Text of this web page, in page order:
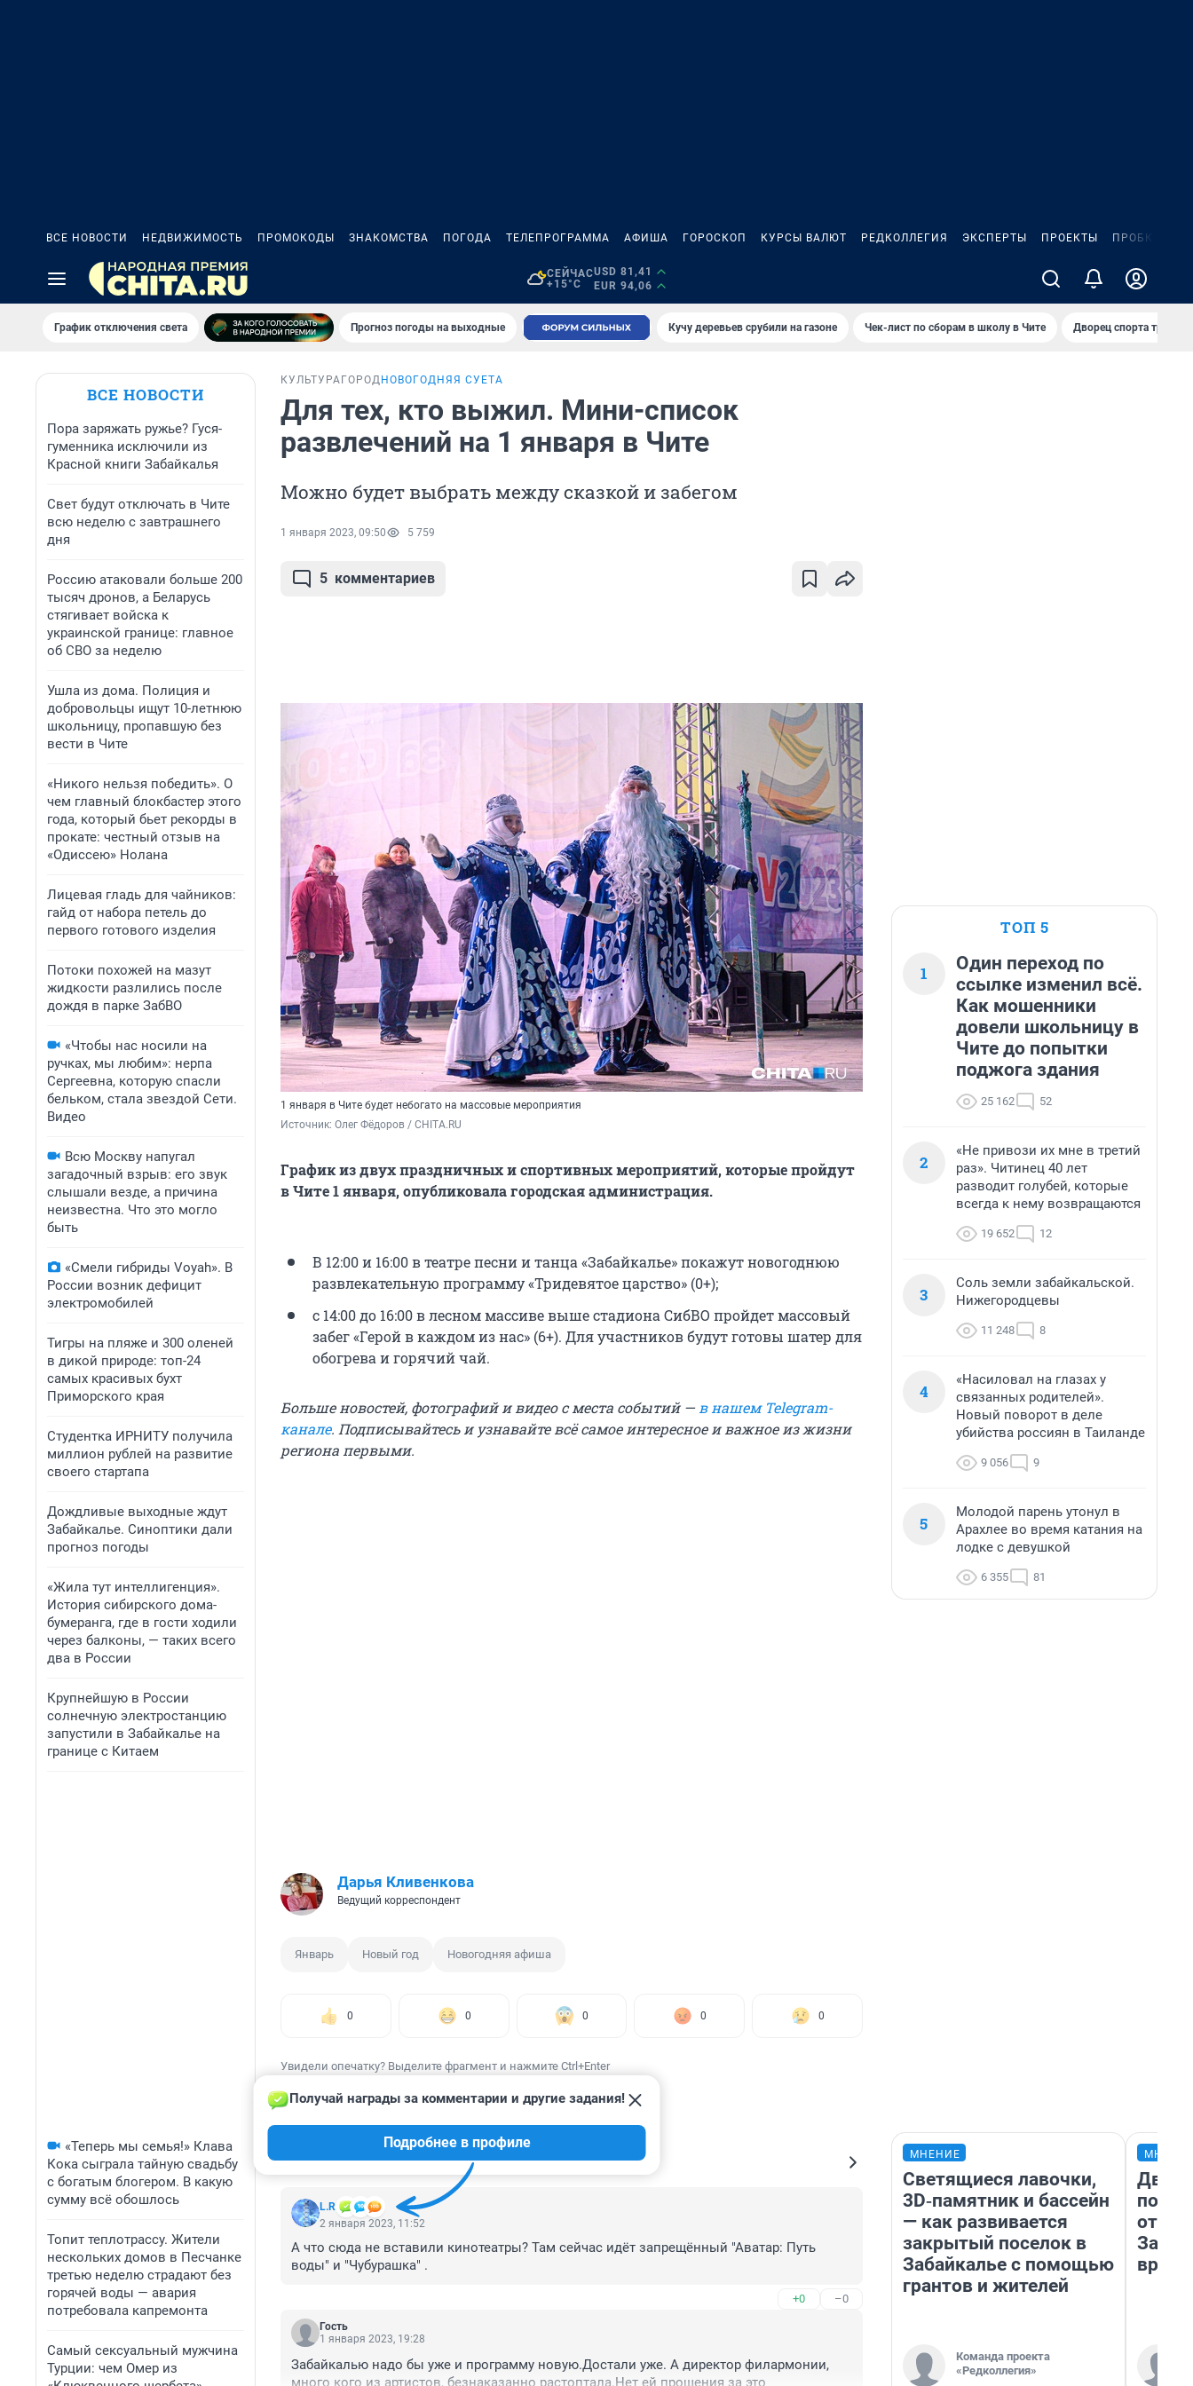
ВСЕ НОВОСТИ НЕДВИЖИМОСТЬ ПРОМОКОДЫ ЗНАКОМСТВА ПОГОДА ТЕЛЕПРОГРАММА АФИША ГОРОСКОП КУРСЫ ВАЛЮТ РЕДКОЛЛЕГИЯ ЭКСПЕРТЫ ПРОЕКТЫ ПРОБКИ
СЕЙЧАС
+15°C
USD 81,41
EUR 94,06
График отключения света Прогноз погоды на выходные Кучу деревьев срубили на газоне Чек-лист по сборам в школу в Чите Дворец спорта
ВСЕ НОВОСТИ
Пора заряжать ружье? Гуся-
гуменника исключили из
Красной книги Забайкалья
Свет будут отключать в Чите
всю неделю с завтрашнего
дня
Россию атаковали больше 200
тысяч дронов, а Беларусь
стягивает войска к
украинской границе: главное
об СВО за неделю
Ушла из дома. Полиция и
добровольцы ищут 10-летнюю
школьницу, пропавшую без
вести в Чите
«Никого нельзя победить». О
чем главный блокбастер этого
года, который бьет рекорды в
прокате: честный отзыв на
«Одиссею» Нолана
Лицевая гладь для чайников:
гайд от набора петель до
первого готового изделия
Потоки похожей на мазут
жидкости разлились после
дождя в парке ЗабВО
«Чтобы нас носили на
ручках, мы любим»: нерпа
Сергеевна, которую спасли
бельком, стала звездой Сети.
Видео
Всю Москву напугал
загадочный взрыв: его звук
слышали везде, а причина
неизвестна. Что это могло
быть
«Смели гибриды Voyah». В
России возник дефицит
электромобилей
Тигры на пляже и 300 оленей
в дикой природе: топ-24
самых красивых бухт
Приморского края
Студентка ИРНИТУ получила
миллион рублей на развитие
своего стартапа
Дождливые выходные ждут
Забайкалье. Синоптики дали
прогноз погоды
«Жила тут интеллигенция».
История сибирского дома-
бумеранга, где в гости ходили
через балконы, — таких всего
два в России
Крупнейшую в России
солнечную электростанцию
запустили в Забайкалье на
границе с Китаем
«Теперь мы семья!» Клава
Кока сыграла тайную свадьбу
с богатым блогером. В какую
сумму всё обошлось
Топит теплотрассу. Жители
нескольких домов в Песчанке
третью неделю страдают без
горячей воды — авария
потребовала капремонта
Самый сексуальный мужчина
Турции: чем Омер из
КУЛЬТУРА ГОРОД НОВОГОДНЯЯ СУЕТА
Для тех, кто выжил. Мини-список
развлечений на 1 января в Чите
Можно будет выбрать между сказкой и забегом
1 января 2023, 09:50 5 759
5 комментариев
1 января в Чите будет небогато на массовые мероприятия
Источник: Олег Фёдоров / CHITA.RU
График из двух праздничных и спортивных мероприятий, которые пройдут
в Чите 1 января, опубликовала городская администрация.
В 12:00 и 16:00 в театре песни и танца «Забайкалье» покажут новогоднюю
развлекательную программу «Тридевятое царство» (0+);
с 14:00 до 16:00 в лесном массиве выше стадиона СибВО пройдет массовый
забег «Герой в каждом из нас» (6+). Для участников будут готовы шатер для
обогрева и горячий чай.
Больше новостей, фотографий и видео с места событий — в нашем Telegram-
канале. Подписывайтесь и узнавайте всё самое интересное и важное из жизни
региона первыми.
Дарья Кливенкова
Ведущий корреспондент
Январь Новый год Новогодняя афиша
0 0 0 0 0
Увидели опечатку? Выделите фрагмент и нажмите Ctrl+Enter
КОММЕНТАРИИ 5
L.R
Получай награды за комментарии и другие задания!
Подробнее в профиле
2 января 2023, 11:52
А что сюда не вставили кинотеатры? Там сейчас идёт запрещённый "Аватар: Путь
воды" и "Чубурашка" .
+0 –0
Гость
1 января 2023, 19:28
Забайкалью надо бы уже и программу новую.Достали уже. А директор филармонии,
много кого из артистов, безнаказанно растоптала.Нет ей прощения за это
ТОП 5
1
Один переход по
ссылке изменил всё.
Как мошенники
довели школьницу в
Чите до попытки
поджога здания
25 162 52
2
«Не привози их мне в третий
раз». Читинец 40 лет
разводит голубей, которые
всегда к нему возвращаются
19 652 12
3
Соль земли забайкальской.
Нижегородцевы
11 248 8
4
«Насиловал на глазах у
связанных родителей».
Новый поворот в деле
убийства россиян в Таиланде
9 056 9
5
Молодой парень утонул в
Арахлее во время катания на
лодке с девушкой
6 355 81
МНЕНИЕ
Светящиеся лавочки,
3D‑памятник и бассейн
— как развивается
закрытый поселок в
Забайкалье с помощью
грантов и жителей
Команда проекта
«Редколлегия»
Два
от